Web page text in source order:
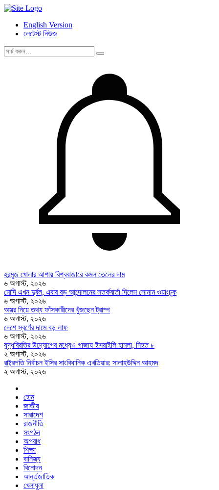
English Version
লেটেস্ট নিউজ
হরমুজ খোলার আশায় বিশ্ববাজারে কমল তেলের দাম
৬ অগাস্ট, ২০২৬
মোদি এখন দুর্বল, এবার বড় আন্দোলনের সতর্কবার্তা দিলেন সোনাম ওয়াংচুক
৬ অগাস্ট, ২০২৬
অস্ত্র নিয়ে তথ্য ফাঁসকারীদের খুঁজছেন ট্রাম্প
৬ অগাস্ট, ২০২৬
দেশে স্বর্ণের দামে বড় লাফ
৬ অগাস্ট, ২০২৬
যুদ্ধবিরতির উদ্যোগের মধ্যেও গাজায় ইসরাইলি হামলা, নিহত ৮
২ অগাস্ট, ২০২৬
রাষ্ট্রপতি নির্বাচন ইসির সাংবিধানিক এখতিয়ার: সালাহউদ্দিন আহমদ
২ অগাস্ট, ২০২৬
হোম
জাতীয়
সারাদেশ
রাজনীতি
সংগঠন
অপরাধ
শিক্ষা
বানিজ্য
বিনোদন
আর্ন্তজাতিক
খেলাধুলা